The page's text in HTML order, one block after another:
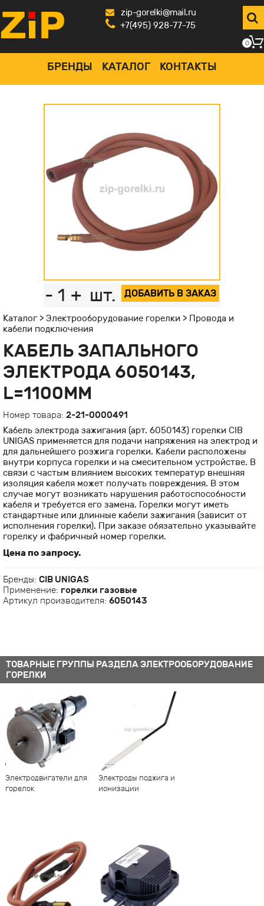
zip-gorelki@mail.ru
+7(495) 928-77-75
БРЕНДЫ КАТАЛОГ КОНТАКТЫ
0
- 1 + шт. ДОБАВИТЬ В ЗАКАЗ
Каталог> Электрооборудование горелки > Провода и
кабели подключения
КАБЕЛЬ ЗАПАЛЬНОГО
ЭЛЕКТРОДА 6050143,
L=1100MM
Номер товара: 2-21-0000491
Кабель электрода зажигания (арт. 6050143) горелки CIB
UNIGAS применяется для подачи напряжения на электрод и
для дальнейшего розжига горелки. Кабели расположены
внутри корпуса горелки и на смесительном устройстве. В
связи с частым влиянием высоких температур внешняя
изоляция кабеля может получать повреждения. В этом
случае могут возникать нарушения работоспособности
кабеля и требуется его замена. Горелки могут иметь
стандартные или длинные кабели зажигания (зависит от
исполнения горелки). При заказе обязательно указывайте
горелку и фабричный номер горелки.
Цена по запросу.
Бренды: CIB UNIGAS
Применение: горелки газовые
Артикул производителя: 6050143
ТОВАРНЫЕ ГРУППЫ РАЗДЕЛА ЭЛЕКТРООБОРУДОВАНИЕ
ГОРЕЛКИ
Электродвигатели для
горелок
Электроды поджига и
ионизации